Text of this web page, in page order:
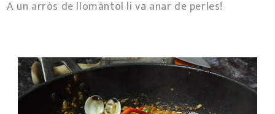
A un arròs de llomàntol li va anar de perles!